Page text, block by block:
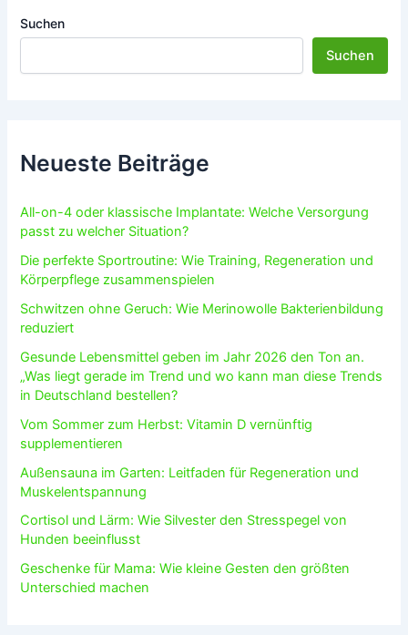
Suchen
Suchen
Neueste Beiträge
All-on-4 oder klassische Implantate: Welche Versorgung
passt zu welcher Situation?
Die perfekte Sportroutine: Wie Training, Regeneration und
Körperpflege zusammenspielen
Schwitzen ohne Geruch: Wie Merinowolle Bakterienbildung
reduziert
Gesunde Lebensmittel geben im Jahr 2026 den Ton an.
„Was liegt gerade im Trend und wo kann man diese Trends
in Deutschland bestellen?
Vom Sommer zum Herbst: Vitamin D vernünftig
supplementieren
Außensauna im Garten: Leitfaden für Regeneration und
Muskelentspannung
Cortisol und Lärm: Wie Silvester den Stresspegel von
Hunden beeinflusst
Geschenke für Mama: Wie kleine Gesten den größten
Unterschied machen